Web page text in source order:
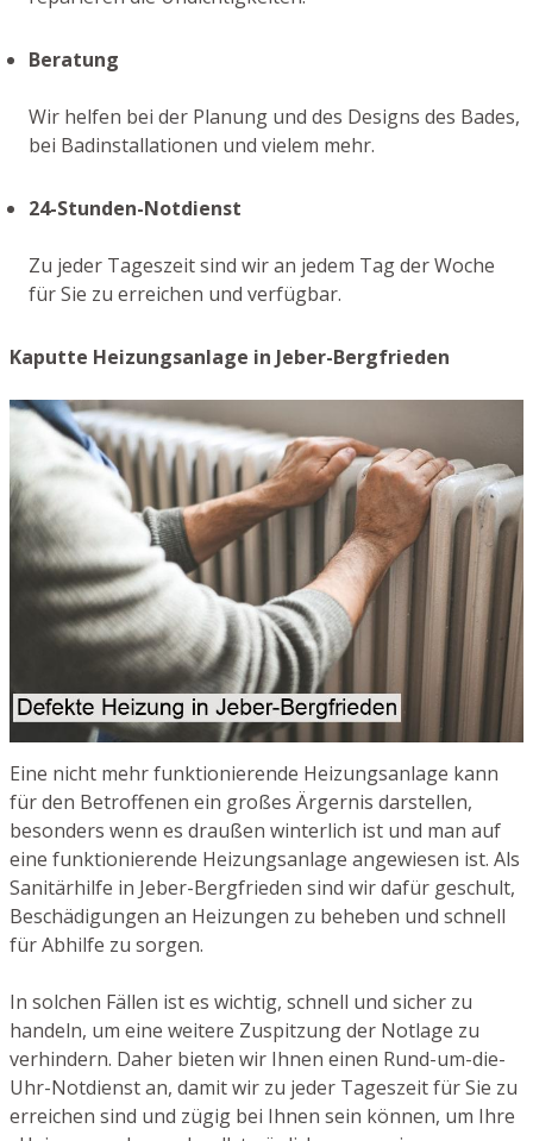
Beratung
Wir helfen bei der Planung und des Designs des Bades,
bei Badinstallationen und vielem mehr.
24-Stunden-Notdienst
Zu jeder Tageszeit sind wir an jedem Tag der Woche
für Sie zu erreichen und verfügbar.
Kaputte Heizungsanlage in Jeber-Bergfrieden
Eine nicht mehr funktionierende Heizungsanlage kann
für den Betroffenen ein großes Ärgernis darstellen,
besonders wenn es draußen winterlich ist und man auf
eine funktionierende Heizungsanlage angewiesen ist. Als
Sanitärhilfe in Jeber-Bergfrieden sind wir dafür geschult,
Beschädigungen an Heizungen zu beheben und schnell
für Abhilfe zu sorgen.
In solchen Fällen ist es wichtig, schnell und sicher zu
handeln, um eine weitere Zuspitzung der Notlage zu
verhindern. Daher bieten wir Ihnen einen Rund-um-die-
Uhr-Notdienst an, damit wir zu jeder Tageszeit für Sie zu
erreichen sind und zügig bei Ihnen sein können, um Ihre